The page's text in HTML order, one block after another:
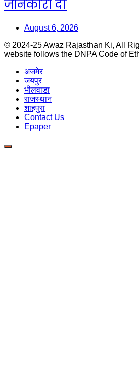
जानकारी दी
August 6, 2026
© 2024-25 Awaz Rajasthan Ki, All
website follows the DNPA Code of
अजमेर
जयपुर
भीलवाडा
राजस्थान
शाहपुरा
Contact Us
Epaper